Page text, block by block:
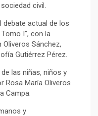
civil.
debate actual de los
I”, con la
Sánchez,
Gutiérrez Pérez.
las niñas, niños y
Rosa María Oliveros
Campa.
y